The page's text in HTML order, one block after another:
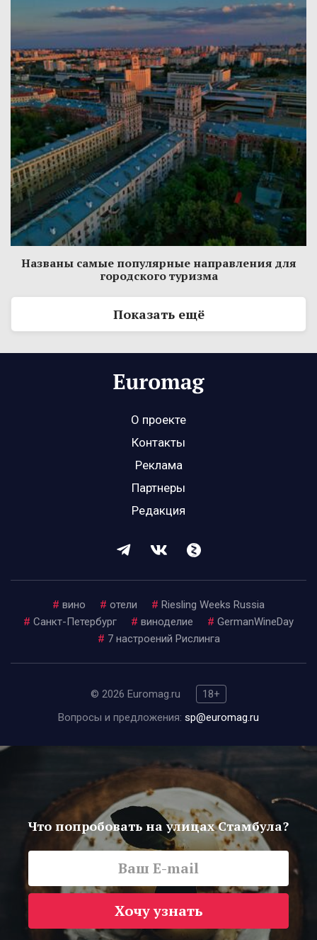
Названы самые популярные направления для
городского туризма
Показать ещё
О проекте
Контакты
Реклама
Партнеры
Редакция
# вино # отели # Riesling Weeks Russia
# Санкт-Петербург # виноделие # GermanWineDay
# 7 настроений Рислинга
© 2026 Euromag.ru
18+
Вопросы и предложения: sp@euromag.ru
Что попробовать на улицах Стамбула?
Хочу узнать